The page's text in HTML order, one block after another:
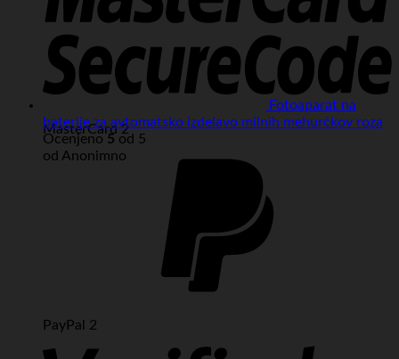
MasterCard 2
PayPal 2
Fotoaparat na
baterije za avtomatsko izdelavo milnih mehurčkov roza
Ocenjeno 5 od 5
od Anonimno